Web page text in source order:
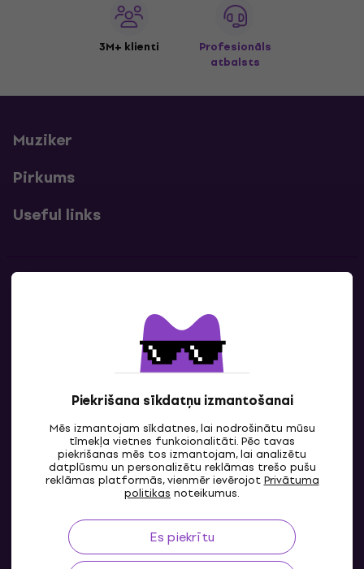
Piekrišana sīkdatņu izmantošanai
Mēs izmantojam sīkdatnes, lai nodrošinātu mūsu
tīmekļa vietnes funkcionalitāti. Pēc tavas
piekrišanas mēs tos izmantojam, lai analizētu
datplūsmu un personalizētu reklāmas trešo pušu
reklāmas platformās, vienmēr ievērojotPrivātuma
politikas noteikumus.
Es piekrītu
3M+ klienti
Profesionāls
atbalsts
Muziker
Pirkums
Useful links
Sazinies ar mums
LV